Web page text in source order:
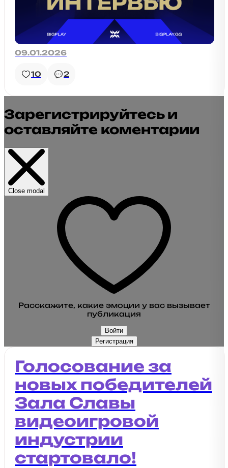
09.01.2026
10 2
Зарегистрируйтесь и
оставляйте коментарии
Close modal
Расскажите, какие эмоции у вас вызывает
публикация
Войти
Регистрация
Голосование за
новых победителей
Зала Славы
видеоигровой
индустрии
стартовало!